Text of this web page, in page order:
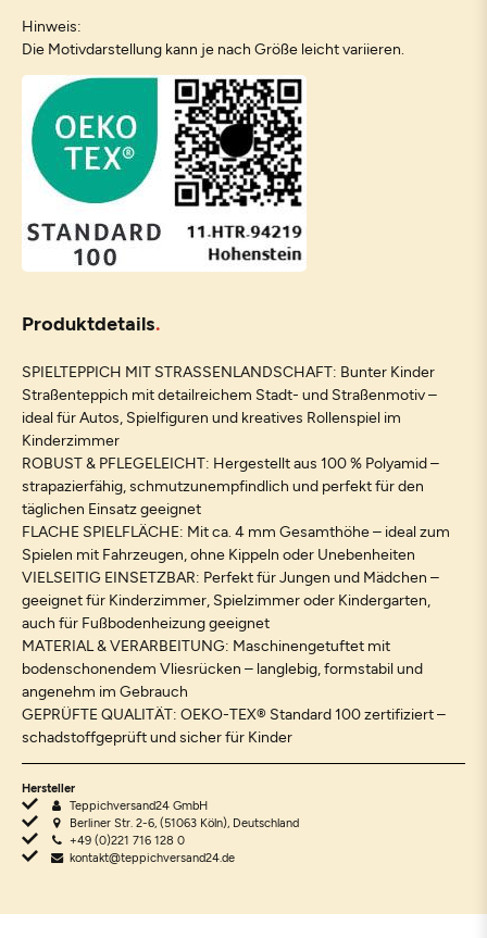
Hinweis:
Die Motivdarstellung kann je nach Größe leicht variieren.
Produktdetails
SPIELTEPPICH MIT STRASSENLANDSCHAFT: Bunter Kinder
Straßenteppich mit detailreichem Stadt- und Straßenmotiv –
ideal für Autos, Spielfiguren und kreatives Rollenspiel im
Kinderzimmer
ROBUST & PFLEGELEICHT: Hergestellt aus 100 % Polyamid –
strapazierfähig, schmutzunempfindlich und perfekt für den
täglichen Einsatz geeignet
FLACHE SPIELFLÄCHE: Mit ca. 4 mm Gesamthöhe – ideal zum
Spielen mit Fahrzeugen, ohne Kippeln oder Unebenheiten
VIELSEITIG EINSETZBAR: Perfekt für Jungen und Mädchen –
geeignet für Kinderzimmer, Spielzimmer oder Kindergarten,
auch für Fußbodenheizung geeignet
MATERIAL & VERARBEITUNG: Maschinengetuftet mit
bodenschonendem Vliesrücken – langlebig, formstabil und
angenehm im Gebrauch
GEPRÜFTE QUALITÄT: OEKO-TEX® Standard 100 zertifiziert –
schadstoffgeprüft und sicher für Kinder
Hersteller
Teppichversand24 GmbH
Berliner Str. 2-6, (51063 Köln), Deutschland
+49 (0)221 716 128 0
kontakt@teppichversand24.de